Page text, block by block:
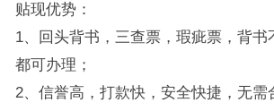
贴现优势：
1、回头背书，三查票，瑕疵票，背书
都可办理；
2、信誉高，打款快，安全快捷，无需